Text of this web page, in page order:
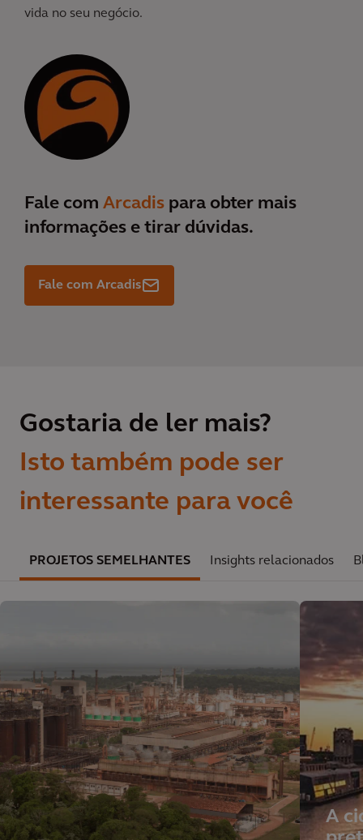
vida no seu negócio.
Fale com Arcadis para obter mais
informações e tirar dúvidas.
Fale com Arcadis
Gostaria de ler mais?
Isto também pode ser
interessante para você
PROJETOS SEMELHANTES Insights relacionados
A